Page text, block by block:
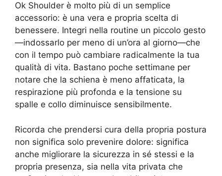
Ok Shoulder è molto più di un semplice
accessorio: è una vera e propria scelta di
benessere. Integri nella routine un piccolo gesto
—indossarlo per meno di un’ora al giorno—che
con il tempo può cambiare radicalmente la tua
qualità di vita. Bastano poche settimane per
notare che la schiena è meno affaticata, la
respirazione più profonda e la tensione su
spalle e collo diminuisce sensibilmente.
Ricorda che prendersi cura della propria postura
non significa solo prevenire dolore: significa
anche migliorare la sicurezza in sé stessi e la
propria presenza, sia nella vita privata che